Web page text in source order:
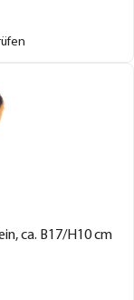
ca. B17/H10 cm